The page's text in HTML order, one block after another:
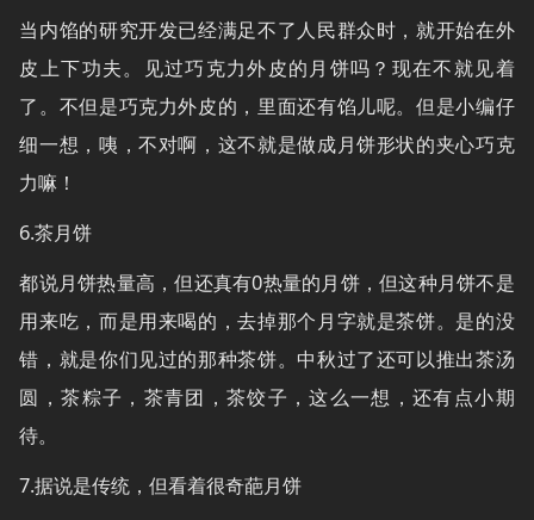
当内馅的研究开发已经满足不了人民群众时，就开始在外
皮上下功夫。见过巧克力外皮的月饼吗？现在不就见着
了。不但是巧克力外皮的，里面还有馅儿呢。但是小编仔
细一想，咦，不对啊，这不就是做成月饼形状的夹心巧克
力嘛！
6.茶月饼
都说月饼热量高，但还真有0热量的月饼，但这种月饼不是
用来吃，而是用来喝的，去掉那个月字就是茶饼。是的没
错，就是你们见过的那种茶饼。中秋过了还可以推出茶汤
圆，茶粽子，茶青团，茶饺子，这么一想，还有点小期
待。
7.据说是传统，但看着很奇葩月饼